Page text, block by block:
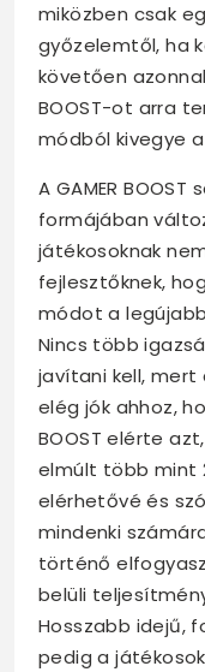
miközben csak
győzelemtől, ha
követően
BOOST-ot arra
módból kivegye
A GAMER
formájában
játékosoknak
fejlesztőknek,
módot a
Nincs több
javítani kell, mert
elég jók ahhoz,
BOOST elérte
elmúlt több mint
elérhetővé és
mindenki
történő
belüli
Hosszabb idejű,
pedig a